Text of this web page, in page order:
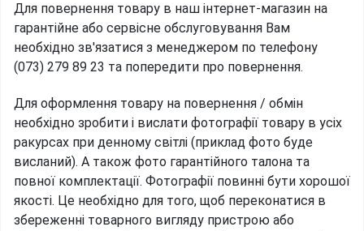
Для повернення товару в наш інтернет-магазин на
гарантійне або сервісне обслуговування Вам
необхідно зв'язатися з менеджером по телефону
(073) 279 89 23 та попередити про повернення.
Для оформлення товару на повернення / обмін
необхідно зробити і вислати фотографії товару в усіх
ракурсах при денному світлі (приклад фото буде
висланий). А також фото гарантійного талона та
повної комплектації. Фотографії повинні бути хорошої
якості. Це необхідно для того, щоб переконатися в
збереженні товарного вигляду пристрою або